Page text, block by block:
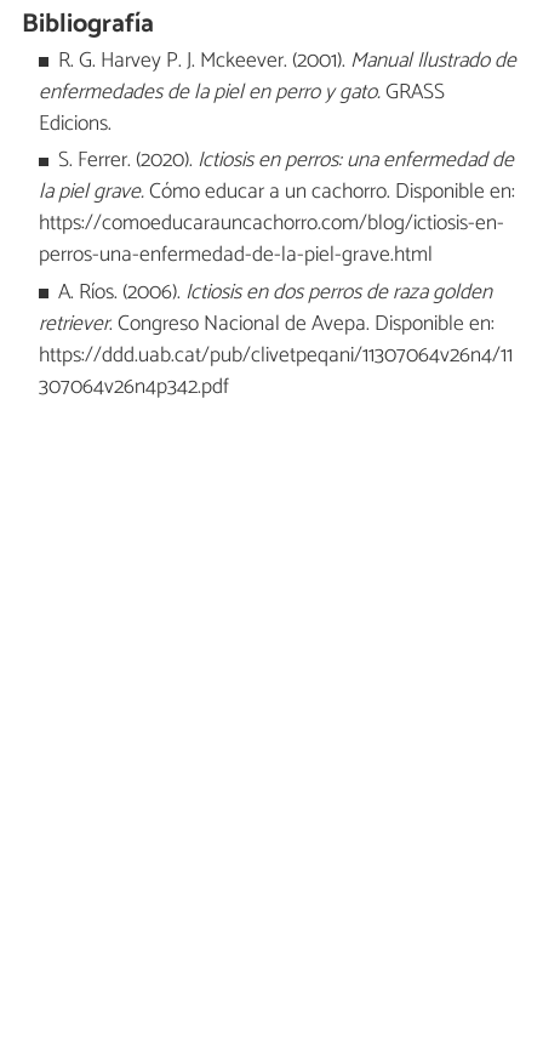
Bibliografía
R. G. Harvey P. J. Mckeever. (2001). Manual Ilustrado de
enfermedades de la piel en perro y gato.GRASS
Edicions.
S. Ferrer. (2020). Ictiosis en perros: una enfermedad de
la piel grave.Cómo educar a un cachorro. Disponible en:
https://comoeducarauncachorro.com/blog/ictiosis-en-
perros-una-enfermedad-de-la-piel-grave.html
A. Ríos. (2006). Ictiosis en dos perros de raza golden
retriever. Congreso Nacional de Avepa. Disponible en:
https://ddd.uab.cat/pub/clivetpeqani/11307064v26n4/11
307064v26n4p342.pdf